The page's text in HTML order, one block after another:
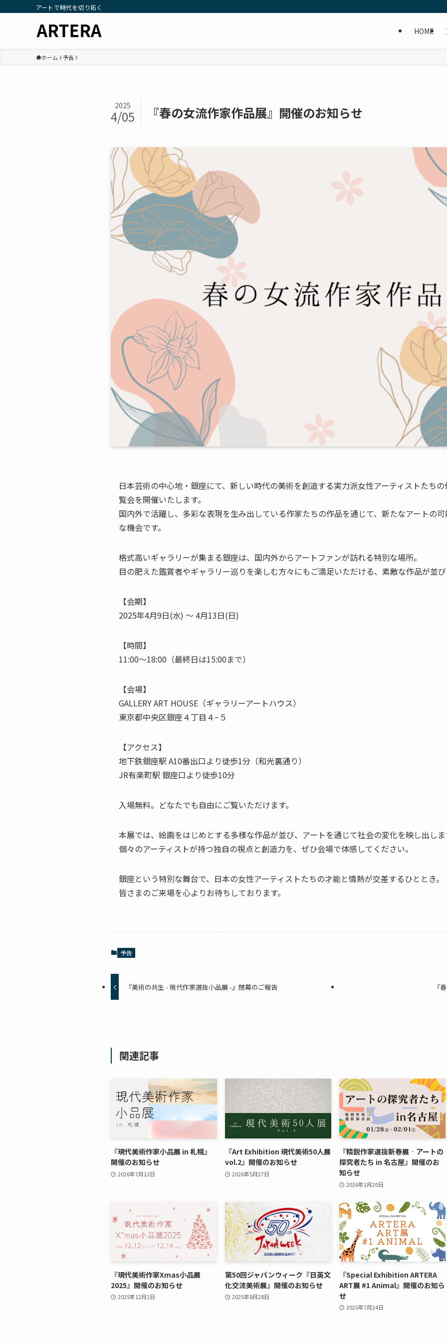
アートで時代を切り拓く
HOME
ホーム 予告
『春の女流作家作品展』開催のお知らせ
2025
4/05
日本芸術の中心地・銀座にて、新しい時代の美術を創造する実力派女性アーティストたち
覧会を開催いたします。
国内外で活躍し、多彩な表現を生み出している作家たちの作品を通じて、新たなアートの
な機会です。
格式高いギャラリーが集まる銀座は、国内外からアートファンが訪れる特別な場所。
目の肥えた鑑賞者やギャラリー巡りを楽しむ方々にもご満足いただける、素敵な作品が並
【会期】
2025年4月9日(水) ～ 4月13日(日)
【時間】
11:00～18:00（最終日は15:00まで）
【会場】
GALLERY ART HOUSE（ギャラリーアートハウス）
東京都中央区銀座４丁目４−５
【アクセス】
地下鉄銀座駅 A10番出口より徒歩1分（和光裏通り）
JR有楽町駅 銀座口より徒歩10分
入場無料。どなたでも自由にご覧いただけます。
本展では、絵画をはじめとする多様な作品が並び、アートを通じて社会の変化を映し出しま
個々のアーティストが持つ独自の視点と創造力を、ぜひ会場で体感してください。
銀座という特別な舞台で、日本の女性アーティストたちの才能と情熱が交差するひととき。
皆さまのご来場を心よりお待ちしております。
予告
『美術の共生 - 現代作家選抜小品展 -』閉幕のご報告 『
関連記事
『現代美術作家小品展 in 札幌』
開催のお知らせ
2026年7月13日
『Art Exhibition 現代美術50人展
vol.2』開催のお知らせ
2026年5月27日
『精鋭作家選抜新春展‐アートの
探究者たち in 名古屋』開催のお
知らせ
2026年1月20日
『現代美術作家Xmas小品展
2025』開催のお知らせ
2025年12月2日
第50回ジャパンウィーク『日英文
化交流美術展』開催のお知らせ
2025年8月28日
『Special Exhibition ARTERA
ART展 #1 Animal』開催のお知ら
せ
2025年7月24日